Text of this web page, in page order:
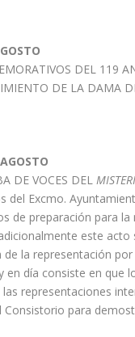
DEL 119
DE LA DAMA
DE VOCES DEL
del Excmo.
de preparación para la
este acto
de la representación
en día consiste en que
representaciones
Consistorio para